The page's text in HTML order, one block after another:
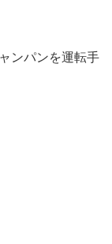
ンパンを運転手